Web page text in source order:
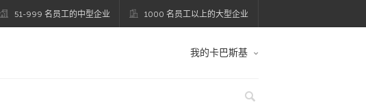
51-999 名员工的中型企业 1000 名员工以上的大型企业
我的卡巴斯基